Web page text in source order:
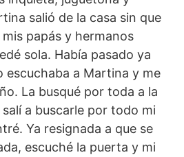
salió de la casa sin que
papás y hermanos
sola. Había pasado ya
escuchaba a Martina y me
La busqué por toda a la
a buscarle por todo mi
Ya resignada a que se
escuché la puerta y mi